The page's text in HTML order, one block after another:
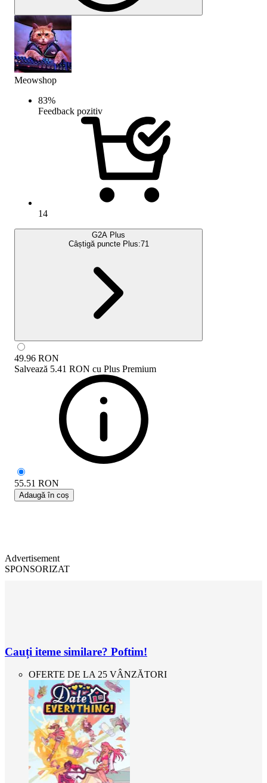
Meowshop
83%
Feedback pozitiv
14
G2A Plus
Câștigă puncte Plus:71
49.96 RON
Salvează 5.41 RON cu Plus Premium
55.51 RON
Adaugă în coș
Advertisement
SPONSORIZAT
Cauți iteme similare? Poftim!
OFERTE DE LA 25 VÂNZĂTORI